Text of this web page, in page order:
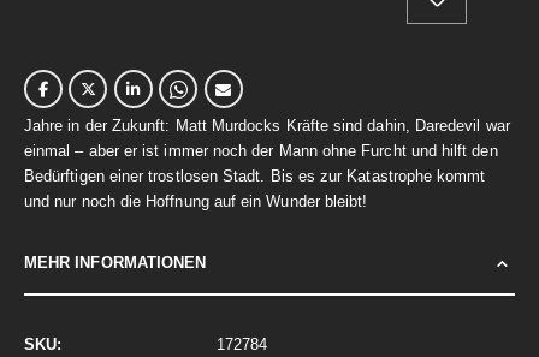
Jahre in der Zukunft: Matt Murdocks Kräfte sind dahin, Daredevil war
einmal – aber er ist immer noch der Mann ohne Furcht und hilft den
Bedürftigen einer trostlosen Stadt. Bis es zur Katastrophe kommt
und nur noch die Hoffnung auf ein Wunder bleibt!
MEHR INFORMATIONEN
Mehr
172784